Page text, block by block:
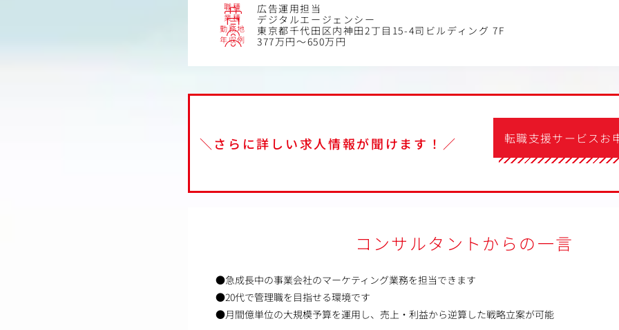
職種 広告運用担当
業種 デジタルエージェンシー
勤務地 東京都千代田区内神田2丁目15-4司ビルディング 7F
年収例 377万円～650万円
＼さらに詳しい求人情報が聞けます！／ 転職支援サービスお
コンサルタントからの一言
●急成長中の事業会社のマーケティング業務を担当できます
●20代で管理職を目指せる環境です
●月間億単位の大規模予算を運用し、売上・利益から逆算した戦略立案が可能